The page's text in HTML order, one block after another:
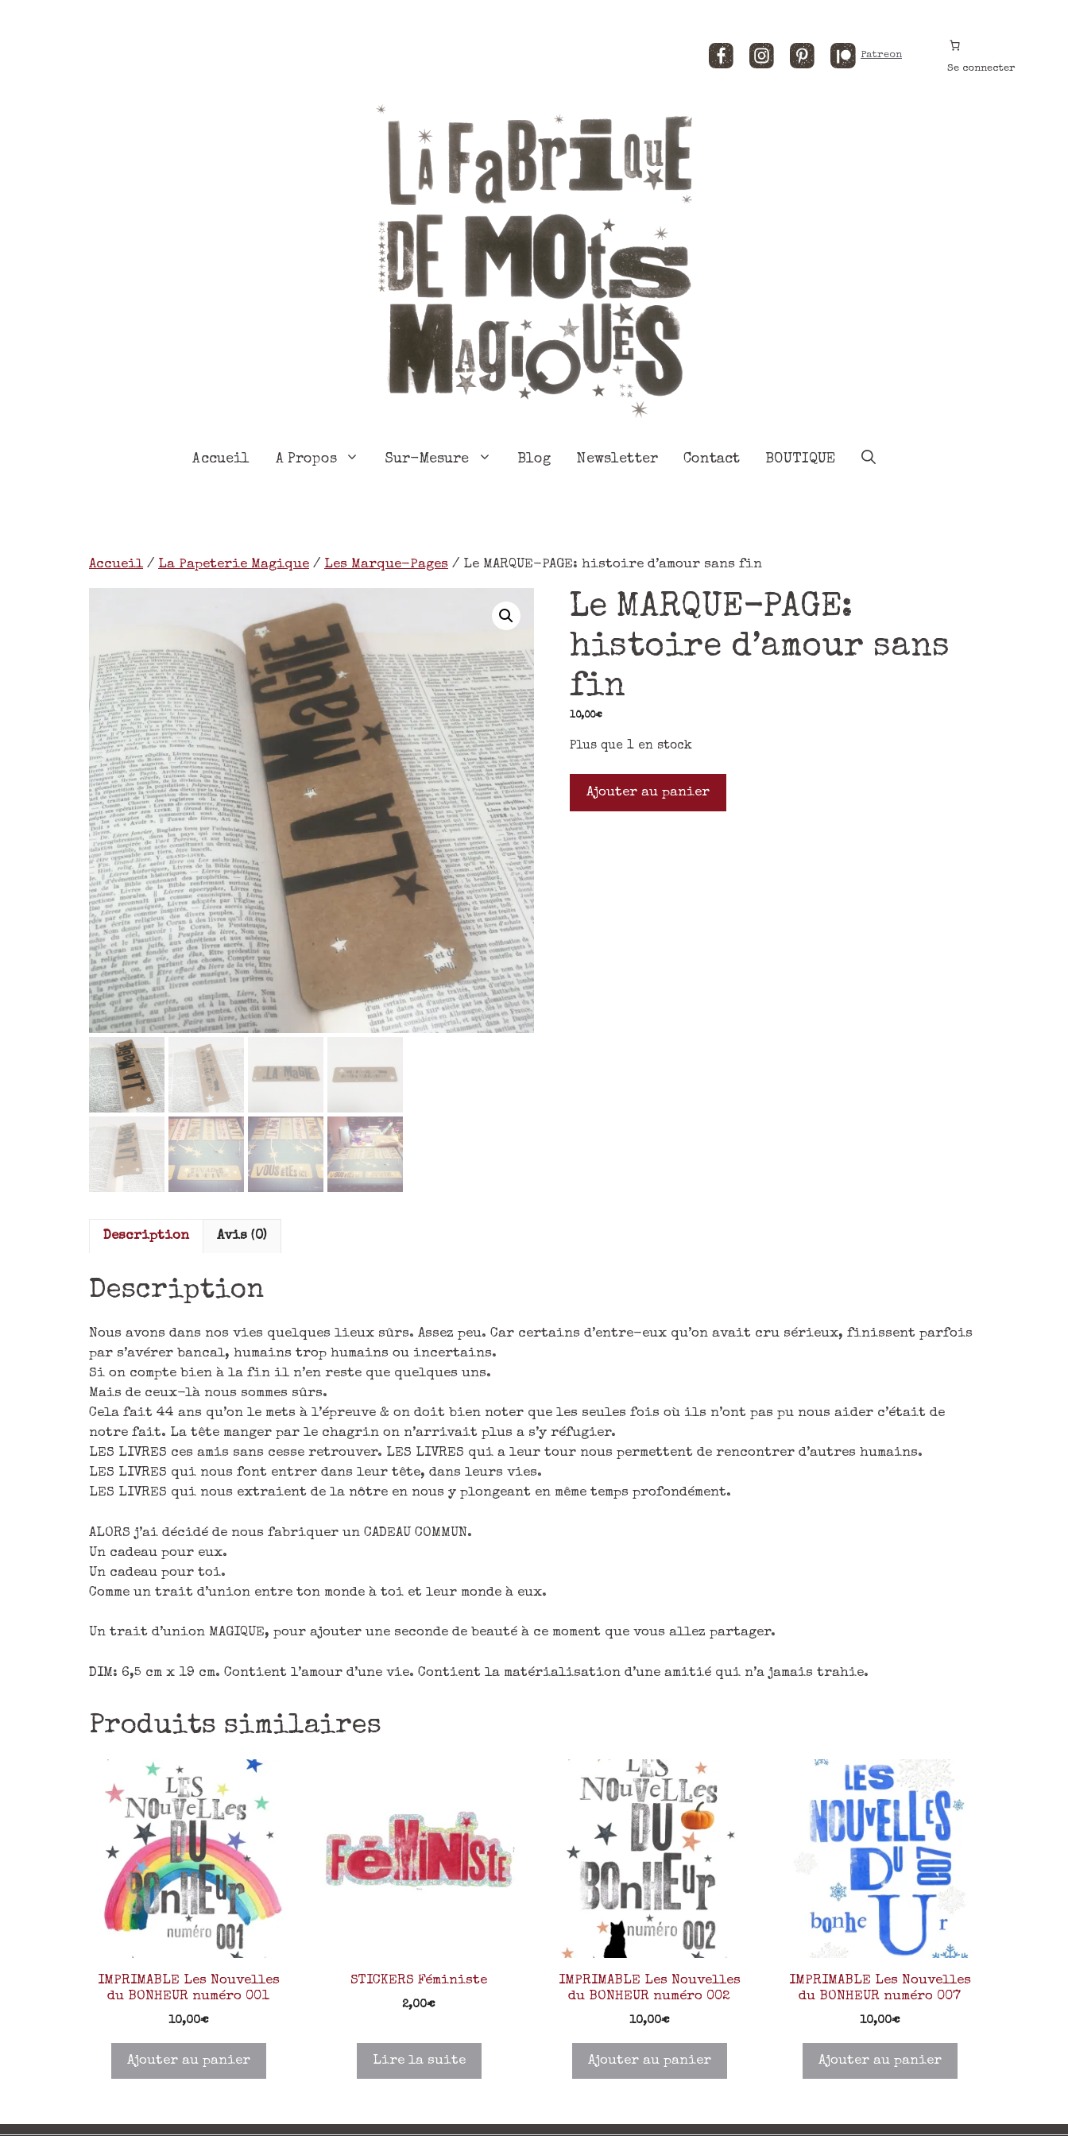
FacebookInstagramPinterestPatreon
Se connecter
Accueil A Propos Sur-Mesure Blog Newsletter Contact BOUTIQUE
Accueil/ La Papeterie Magique / Les Marque-Pages / Le MARQUE-PAGE: histoire d’amour sans fin
Le MARQUE-PAGE:
histoire d’amour sans
fin
10,00€
Plus que 1 en stock
Ajouter au panier
Description Avis (0)
Description
Nous avons dans nos vies quelques lieux sûrs. Assez peu. Car certains d’entre-eux qu’on avait cru sérieux, finissent parfois
par s’avérer bancal, humains trop humains ou incertains.
Si on compte bien à la fin il n’en reste que quelques uns.
Mais de ceux-là nous sommes sûrs.
Cela fait 44 ans qu’on le mets à l’épreuve & on doit bien noter que les seules fois où ils n’ont pas pu nous aider c’était de
notre fait. La tête manger par le chagrin on n’arrivait plus a s’y réfugier.
LES LIVRES ces amis sans cesse retrouver. LES LIVRES qui a leur tour nous permettent de rencontrer d’autres humains.
LES LIVRES qui nous font entrer dans leur tête, dans leurs vies.
LES LIVRES qui nous extraient de la nôtre en nous y plongeant en même temps profondément.
ALORS j’ai décidé de nous fabriquer un CADEAU COMMUN.
Un cadeau pour eux.
Un cadeau pour toi.
Comme un trait d’union entre ton monde à toi et leur monde à eux.
Un trait d’union MAGIQUE, pour ajouter une seconde de beauté à ce moment que vous allez partager.
DIM: 6,5 cm x 19 cm. Contient l’amour d’une vie. Contient la matérialisation d’une amitié qui n’a jamais trahie.
Produits similaires
IMPRIMABLE Les Nouvelles
du BONHEUR numéro 001
10,00€
Ajouter au panier
STICKERS Féministe
2,00€
Lire la suite
IMPRIMABLE Les Nouvelles
du BONHEUR numéro 002
10,00€
Ajouter au panier
IMPRIMABLE Les Nouvelles
du BONHEUR numéro 007
10,00€
Ajouter au panier